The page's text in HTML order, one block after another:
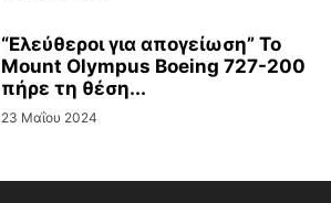
“Ελεύθεροι για απογείωση” Το
Mount Olympus Boeing 727-200
πήρε τη θέση...
23 Μαΐου 2024